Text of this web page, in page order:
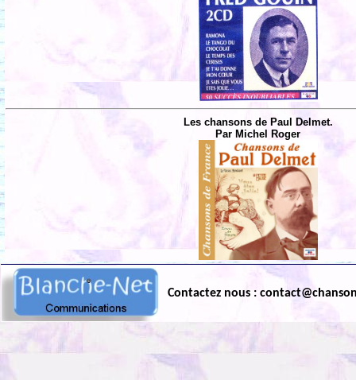
Les chansons de Paul Delmet.
Par Michel Roger
Contactez nous :